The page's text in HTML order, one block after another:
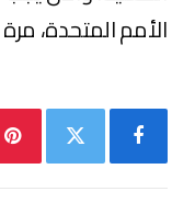
الأمم المتحدة،